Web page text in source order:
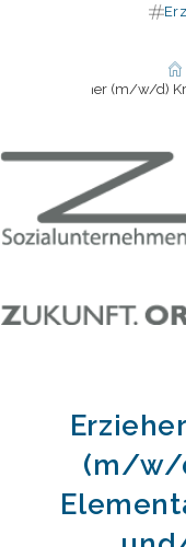
/ Erzieher (m/w/d)
(m/w/